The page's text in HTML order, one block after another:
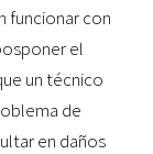
funcionar con
el
un técnico
de
en daños